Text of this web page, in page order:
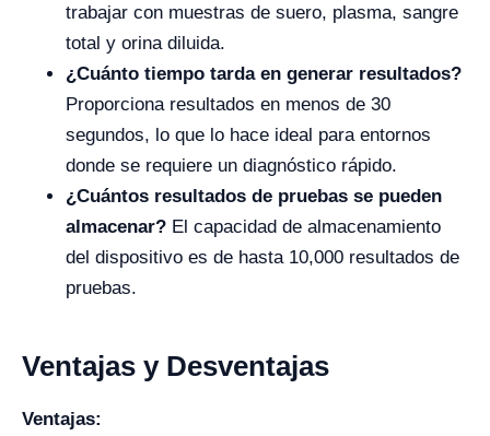
trabajar con muestras de suero, plasma, sangre
total y orina diluida.
¿Cuánto tiempo tarda en generar resultados?
Proporciona resultados en menos de 30
segundos, lo que lo hace ideal para entornos
donde se requiere un diagnóstico rápido.
¿Cuántos resultados de pruebas se pueden
almacenar? El capacidad de almacenamiento
del dispositivo es de hasta 10,000 resultados de
pruebas.
Ventajas y Desventajas
Ventajas: